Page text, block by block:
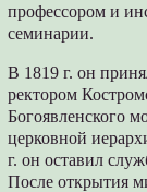
профессором и
семинарии.
В 1819 г. он
ректором
Богоявленского
церковной
г. он оставил
После открытия